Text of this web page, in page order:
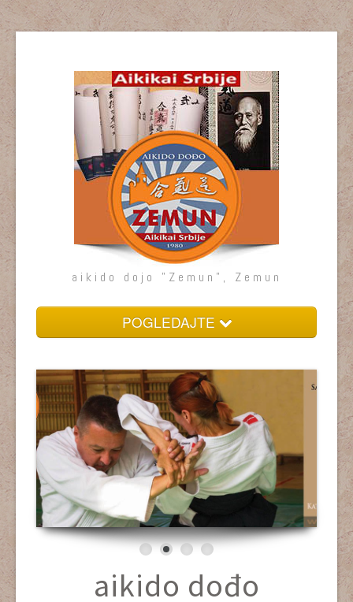
aikido dojo "Zemun", Zemun
POGLEDAJTE
46 godina
Termini
Dešavanja
Ovo smo mi
Evidencija treninga
aikido dođo